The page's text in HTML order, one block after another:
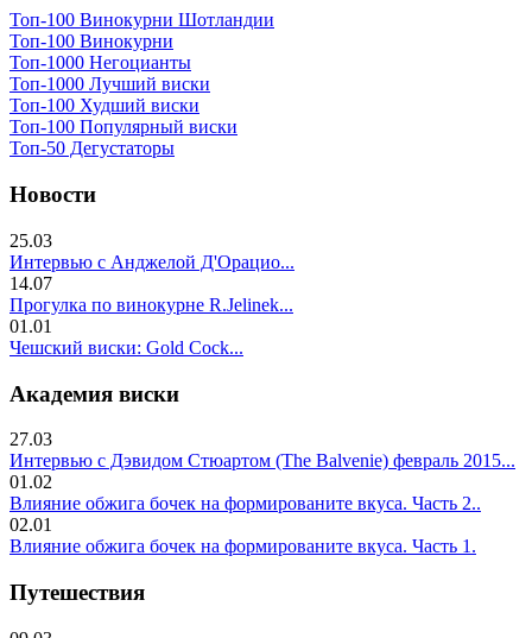
Топ-100 Винокурни Шотландии
Топ-100 Винокурни
Топ-1000 Негоцианты
Топ-1000 Лучший виски
Топ-100 Худший виски
Топ-100 Популярный виски
Топ-50 Дегустаторы
Новости
25.03
Интервью с Анджелой Д'Орацио...
14.07
Прогулка по винокурне R.Jelinek...
01.01
Чешский виски: Gold Cock...
Академия виски
27.03
Интервью с Дэвидом Стюартом (The Balvenie) февраль 2015...
01.02
Влияние обжига бочек на формированите вкуса. Часть 2..
02.01
Влияние обжига бочек на формированите вкуса. Часть 1.
Путешествия